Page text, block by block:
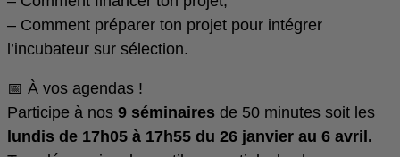
– Comment préparer ton projet pour intégrer
l’incubateur sur sélection.
📅 À vos agendas !
Participe à nos 9 séminaires de 50 minutes soit les
lundis de 17h05 à 17h55 du 26 janvier au 6 avril.